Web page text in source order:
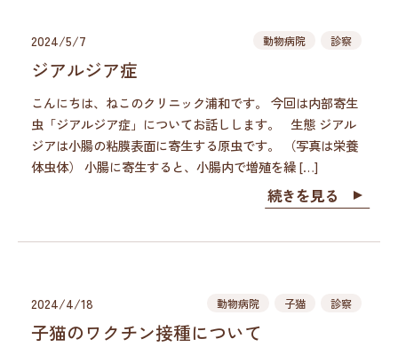
2024/5/7 動物病院 診察
ジアルジア症
こんにちは、ねこのクリニック浦和です。 今回は内部寄生
虫「ジアルジア症」についてお話しします。 生態 ジアル
ジアは小腸の粘膜表面に寄生する原虫です。 （写真は栄養
体虫体） 小腸に寄生すると、小腸内で増殖を繰 […]
続きを見る
2024/4/18 動物病院 子猫 診察
子猫のワクチン接種について